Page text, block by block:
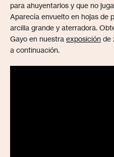
para ahuyentarlos y que no
Aparecía envuelto en hojas de
arcilla grande y aterradora.
Gayo en nuestra exposición de
a continuación.